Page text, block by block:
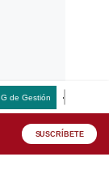
G de Gestión
SUSCRÍBETE